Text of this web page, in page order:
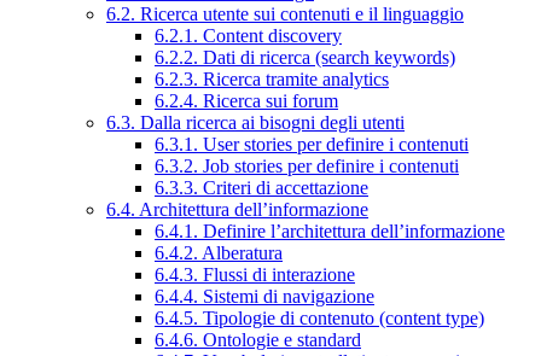
6.2. Ricerca utente sui contenuti e il linguaggio
6.2.1. Content discovery
6.2.2. Dati di ricerca (search keywords)
6.2.3. Ricerca tramite analytics
6.2.4. Ricerca sui forum
6.3. Dalla ricerca ai bisogni degli utenti
6.3.1. User stories per definire i contenuti
6.3.2. Job stories per definire i contenuti
6.3.3. Criteri di accettazione
6.4. Architettura dell’informazione
6.4.1. Definire l’architettura dell’informazione
6.4.2. Alberatura
6.4.3. Flussi di interazione
6.4.4. Sistemi di navigazione
6.4.5. Tipologie di contenuto (content type)
6.4.6. Ontologie e standard